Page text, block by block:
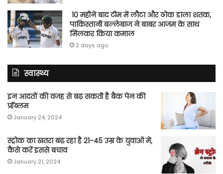
10 महीने बाद टीम में लौटा और ठोक डाला शतक,
पाकिस्तानी बल्लेबाज ने बाबर आजम के साथ
मिलकर किया कमाल
2 days ago
स्वास्थ्य
इन आदतों की वजह से बढ़ सकती है बैक पेन की
प्रॉब्लम
January 24, 2024
स्ट्रोक का खतरा बढ़ रहा है 21-45 उम्र के युवाओं में,
कैसे करें इससे बचाव
January 21, 2024